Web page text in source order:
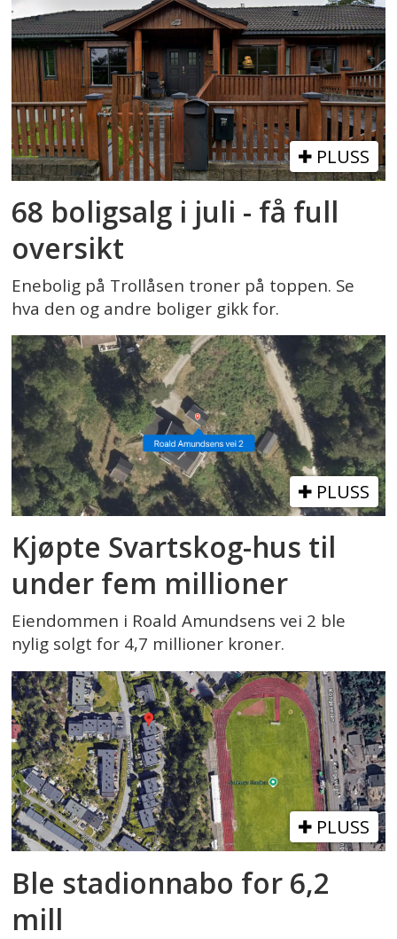
PLUSS
68 boligsalg i juli - få full
oversikt
Enebolig på Trollåsen troner på toppen. Se
hva den og andre boliger gikk for.
PLUSS
Kjøpte Svartskog-hus til
under fem millioner
Eiendommen i Roald Amundsens vei 2 ble
nylig solgt for 4,7 millioner kroner.
PLUSS
Ble stadionnabo for 6,2
mill